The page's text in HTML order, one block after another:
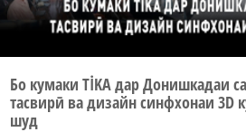
Бо кумаки TİKA дар Донишкадаи
тасвирӣ ва дизайн синфхонаи 3D
шуд